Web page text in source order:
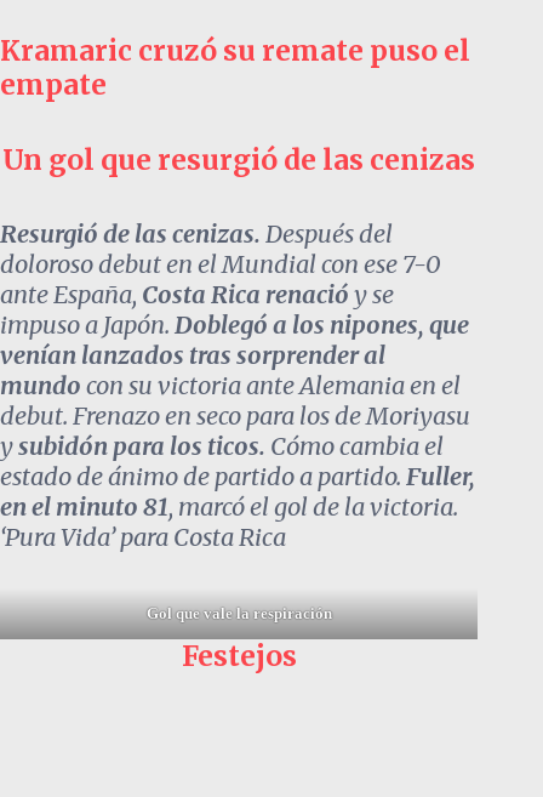
Kramaric cruzó su remate puso el
empate
Un gol que resurgió de las cenizas
Resurgió de las cenizas. Después del
doloroso debut en el Mundial con ese 7-0
ante España, Costa Rica renació y se
impuso a Japón. Doblegó a los nipones, que
venían lanzados tras sorprender al
mundo con su victoria ante Alemania en el
debut. Frenazo en seco para los de Moriyasu
ysubidón para los ticos. Cómo cambia el
estado de ánimo de partido a partido. Fuller,
en el minuto 81, marcó el gol de la victoria.
‘Pura Vida’ para Costa Rica
Gol que vale la respiración
Festejos